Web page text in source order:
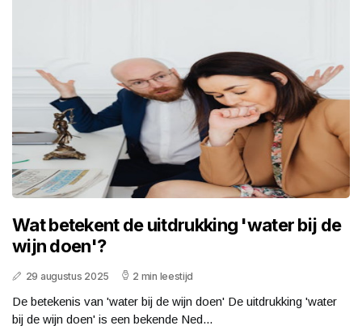
Wat betekent de uitdrukking 'water bij de
wijn doen'?
29 augustus 2025 2 min leestijd
De betekenis van 'water bij de wijn doen' De uitdrukking 'water
bij de wijn doen' is een bekende Ned...